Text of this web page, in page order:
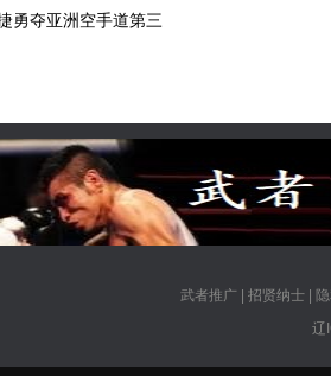
勇夺亚洲空手道第三
武者推广| 招贤纳士|
辽